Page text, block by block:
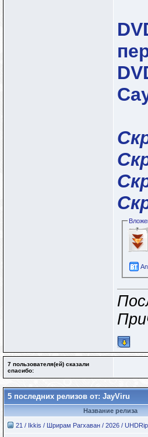
7 пользователя(ей) сказали
cпасибо:
5 последних релизов от: JayViru
Название релиза
21 / Ikkis / Шрирам Рагхаван / 2026 / UHDRip